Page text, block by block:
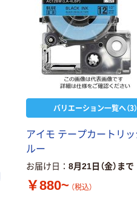
バリエーション一覧へ（3）
アイモ テープカートリッ
ルー
お届け日 8月21日（金）まで
￥880~ （税込）